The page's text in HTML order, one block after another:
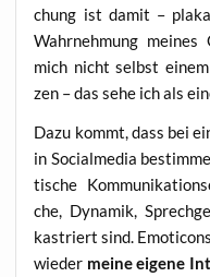
chung ist damit –
Wahr­neh­mung
mich nicht selbst
zen – das sehe ich als
Dazu kommt, dass bei
in Social­me­dia
ti­sche
che, Dyna­mik,
kas­triert sind.
wie­der mei­ne eige­ne